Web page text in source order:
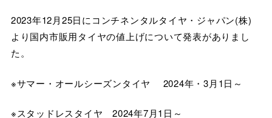
2023年12月25日にコンチネンタルタイヤ・ジャパン(株)
より国内市販用タイヤの値上げについて発表がありまし
た。
※サマー・オールシーズンタイヤ 2024年・3月1日～
※スタッドレスタイヤ 2024年7月1日～